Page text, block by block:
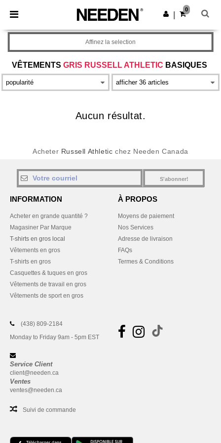
× Appli Needen
Meilleurs prix sur l’app !
Obtenir l'appli
0
VÊTEMENTS GRIS RUSSELL ATHLETIC BASIQUES
Affinez la selection
Aucun résultat.
Acheter Russell Athletic chez Needen Canada
S'abonner!
INFORMATION
Acheter en grande quantité ?
Magasiner Par Marque
T-shirts en gros local
Vêtements en gros
T-shirts en gros
Casquettes & tuques en gros
Vêtements de travail en gros
Vêtements de sport en gros
À PROPOS
Moyens de paiement
Nos Services
Adresse de livraison
FAQs
Termes & Conditions
(438) 809-2184
Monday to Friday 9am - 5pm EST
Service Client
client@needen.ca
Ventes
ventes@needen.ca
Suivi de commande